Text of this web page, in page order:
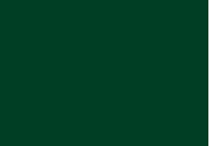
one feature on our
be and why?